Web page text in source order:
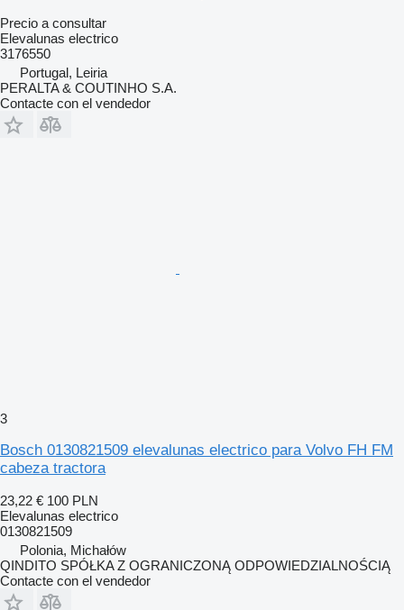
Precio a consultar
Elevalunas electrico
3176550
Portugal, Leiria
PERALTA & COUTINHO S.A.
Contacte con el vendedor
3
Bosch 0130821509 elevalunas electrico para Volvo FH FM
cabeza tractora
23,22 € 100 PLN
Elevalunas electrico
0130821509
Polonia, Michałów
QINDITO SPÓŁKA Z OGRANICZONĄ ODPOWIEDZIALNOŚCIĄ
Contacte con el vendedor